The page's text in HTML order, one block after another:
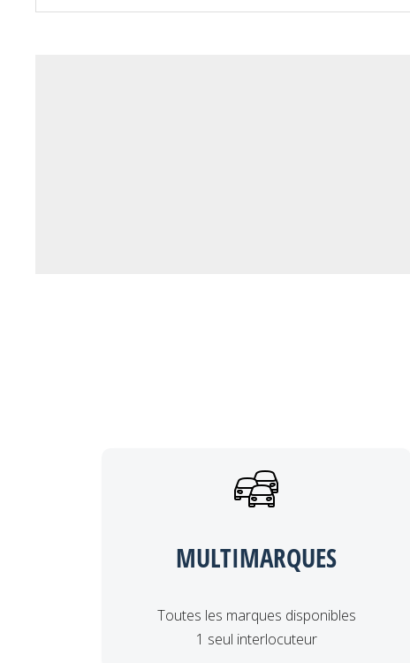
MULTIMARQUES
Toutes les marques disponibles
1 seul interlocuteur